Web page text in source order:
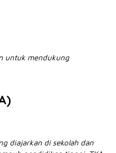
untuk mendukung
diajarkan di sekolah dan